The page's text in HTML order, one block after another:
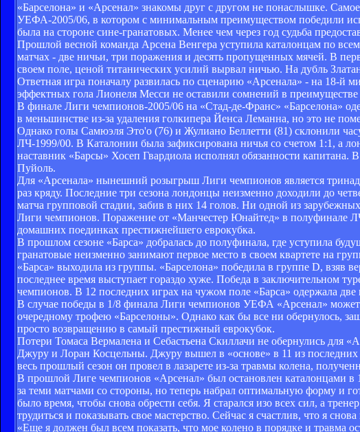
«Барселона» и «Арсенал» знакомы друг с другом не понаслышке.
УЕФА-2005/06, в котором с минимальным преимуществом победили
была на стороне сине-гранатовых. Менее чем через год судьба
Прошлой весной команда Арсена Венгера уступила каталонцам по
матчах - две ничьи, три поражения и десять пропущенных мячей. В
своем поле, ценой титанических усилий вырвал ничью. На дубль
Ответная игра поначалу развилась по сценарию «Арсенала» - на 18-
эффектных гола Лионеля Месси не оставили сомнений в преимуществе
В финале Лиги чемпионов-2005/06 на «Стад-де-Франс» «Барселона»
в меньшинстве из-за удаления голкипера Йенса Леманна, но это не
Однако голы Самюэля Это'о (76) и Жулиано Беллетти (81) склонили
ЛЧ-1999/00. В Каталонии была зафиксирована ничья со счетом 1:1, а
наставник «Барсы» Хосеп Гвардиола исполнял обязанности капитана.
Пуйоль.
Для «Арсенала» нынешний розыгрыш Лиги чемпионов является
раз кряду. Последние три сезона лондонцы неизменно доходили до
матча групповой стадии, забив в них 14 голов. Ни одной из
Лиги чемпионов. Поражение от «Манчестер Юнайтед» в полуфинале
домашних поединках престижнейшего еврокубка.
В прошлом сезоне «Барса» добралась до полуфинала, где уступила
гранатовые неизменно занимают первое место в своем квартете на
«Барса» выходила из группы. «Барселона» победила в группе D, взяв
последнее время выступает гораздо хуже. Победа в заключительном
чемпионов. В 12 последних играх на чужом поле «Барса» одержала
В случае победы в 1/8 финала Лиги чемпионов УЕФА «Арсенал» может
очередному трофею «Барселоны». Однако как бы все ни обернулось,
просто возвращению в самый престижный еврокубок.
Потери Томаса Вермалена и Себастьена Скиллачи не обернулись для
Джуру и Лоран Косцельны. Джуру вышел в «основе» в 11 из
весь прошлый сезон он провел в лазарете из-за травмы колена,
В прошлой Лиге чемпионов «Арсенал» был остановлен каталонцами
за теми матчами со стороны, но теперь набрал оптимальную форму и
было время, чтобы снова обрести себя. Я старался изо всех сил, а
трудиться и показывать свое мастерство. Сейчас я счастлив, что я
«Еще я должен был всем показать, что мое колено в порядке и травма